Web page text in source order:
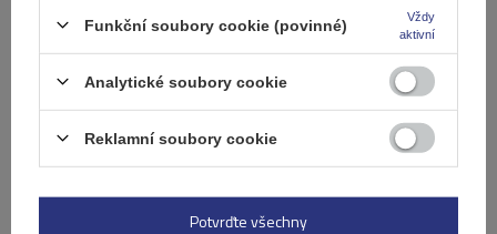
Přidat
do
košíku
Funkční soubory cookie (povinné)
Vždy
aktivní
Analytické soubory cookie
Reklamní soubory cookie
Potvrďte všechny